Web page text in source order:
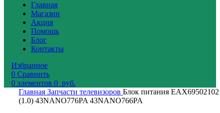
Главная
Магазин
Акция
Помощь
Блог
Контакты
Избранное
0 Сравнить
0 элементов 0 руб.
Главная Запчасти телевизоров Блок питания EAX69502102
(1.0) 43NANO776PA 43NANO766PA